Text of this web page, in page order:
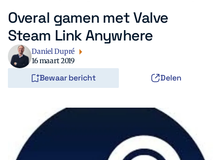
Overal gamen met Valve
Steam Link Anywhere
Daniel Dupré
16 maart 2019
Bewaar bericht Delen